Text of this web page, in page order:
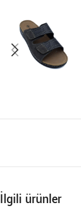
İlgili ürünler